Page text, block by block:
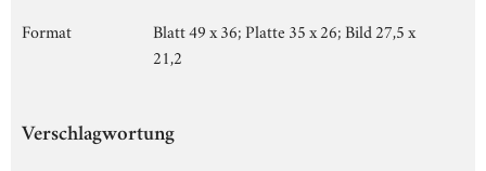
Format
Blatt 49 x 36; Platte 35 x 26; Bild 27,5 x
21,2
Verschlagwortung